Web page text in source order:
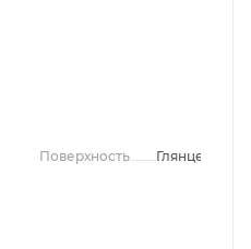
Поверхность Глянцевая